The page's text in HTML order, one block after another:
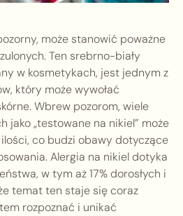
może stanowić poważne
Ten srebrno-biały
w kosmetykach, jest jednym z
który może wywołać
Wbrew pozorom, wiele
jako „testowane na nikiel” może
co budzi obawy dotyczące
Alergia na nikiel dotyka
w tym aż 17% dorosłych i
temat ten staje się coraz
rozpoznać i unikać